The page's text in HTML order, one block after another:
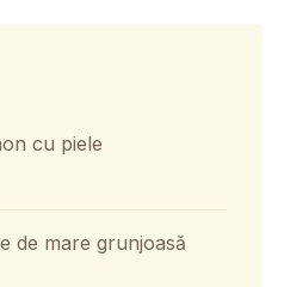
cu piele
de mare grunjoasă